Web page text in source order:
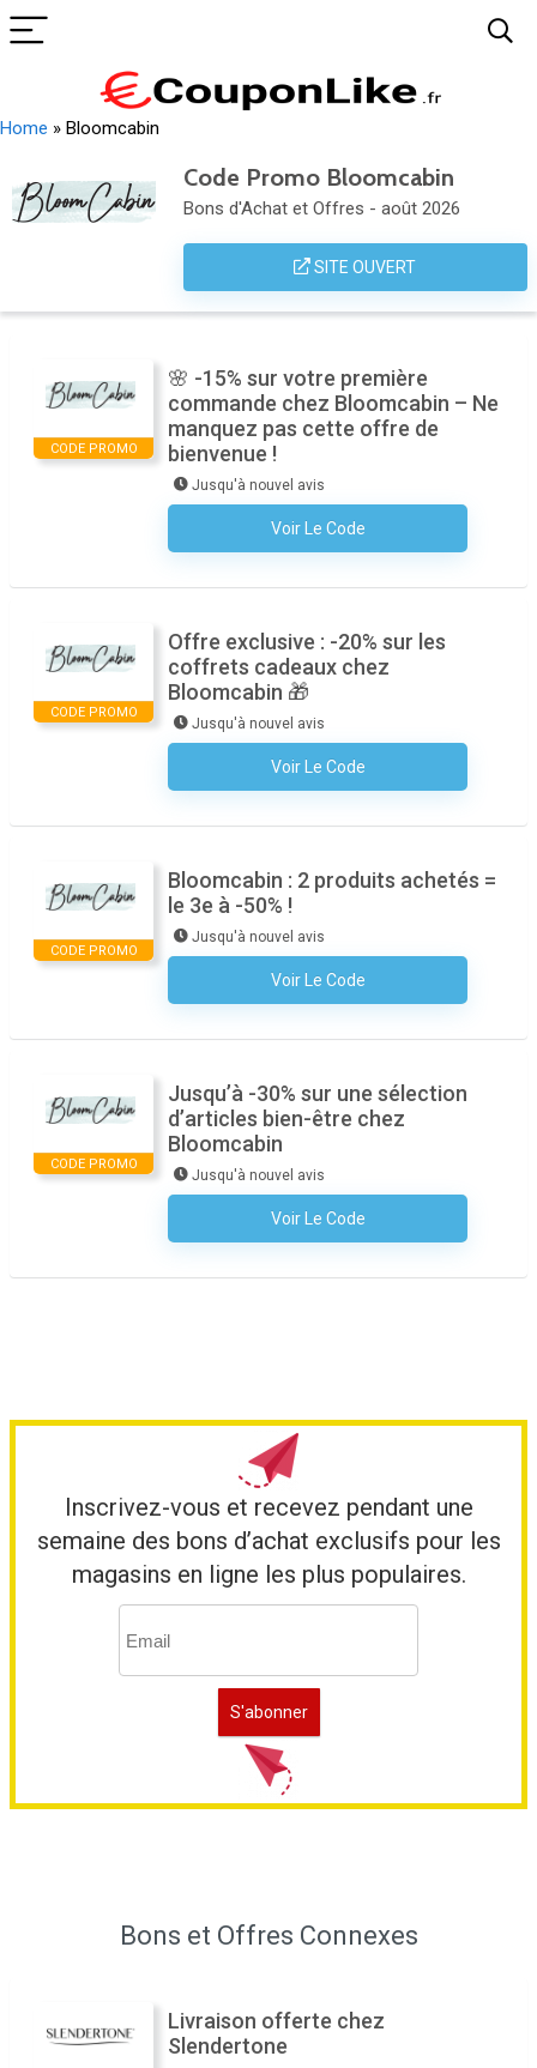
Home » Bloomcabin
Code Promo Bloomcabin
Bons d'Achat et Offres - août 2026
SITE OUVERT
CODE PROMO
🌸 -15% sur votre première
commande chez Bloomcabin – Ne
manquez pas cette offre de
bienvenue !
Jusqu'à nouvel avis
Voir Le Code
Aucun Code N'est Nécessaire
CODE PROMO
Offre exclusive : -20% sur les
coffrets cadeaux chez
Bloomcabin 🎁
Jusqu'à nouvel avis
Voir Le Code
Aucun Code N'est Nécessaire
CODE PROMO
Bloomcabin : 2 produits achetés =
le 3e à -50% !
Jusqu'à nouvel avis
Voir Le Code
Aucun Code N'est Nécessaire
CODE PROMO
Jusqu’à -30% sur une sélection
d’articles bien-être chez
Bloomcabin
Jusqu'à nouvel avis
Voir Le Code
Aucun Code N'est Nécessaire
Inscrivez-vous et recevez pendant une
semaine des bons d’achat exclusifs pour les
magasins en ligne les plus populaires.
Bons et Offres Connexes
Livraison offerte chez
Slendertone